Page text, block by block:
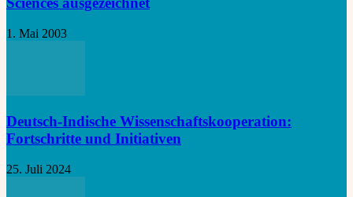
1. Mai 2003
Deutsch-Indische Wissenschaftskooperation:
Fortschritte und Initiativen
25. Juli 2024